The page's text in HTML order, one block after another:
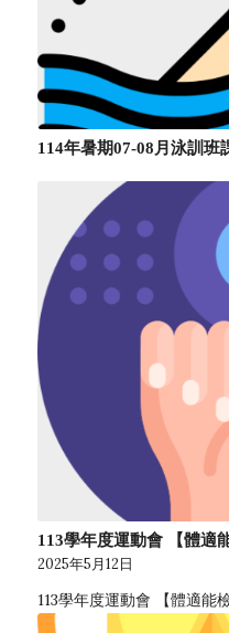
114年暑期07-08月泳訓班
113學年度運動會 【體適
2025年5月12日
113學年度運動會 【體適能